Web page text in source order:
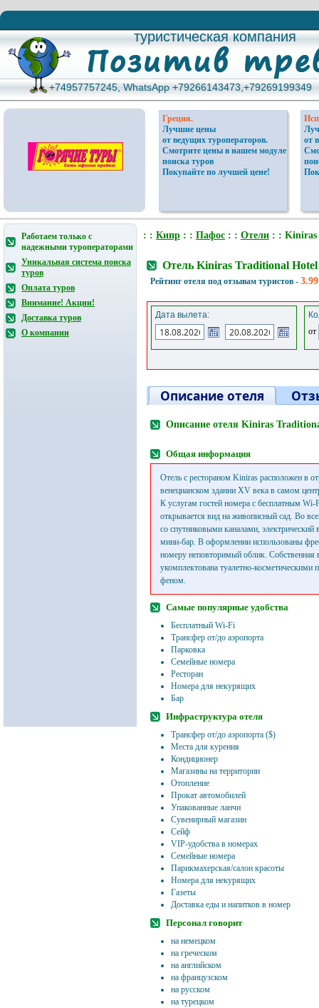
туристическая компания
туристическая компания
+74957757245, WhatsApp +79266143473,+79269199349
+74957757245, WhatsApp +79266143473,+79269199349
Греция.
Лучшие цены
от ведущих туроператоров.
Смотрите цены в нашем модуле
поиска туров
Покупайте по лучшей цене!
от
Работаем только с
надежными туроператорами
Уникальная система поиска
туров
Оплата туров
Внимание! Акции!
Доставка туров
О компании
: : Кипр : : Пафос : : Отели : :
Отель Kiniras Traditional
Рейтинг отеля под отзывам туристов -
Дата вылета:
от
Описание отеля
Описание отеля Kiniras
Общая информация
Отель с рестораном Kiniras расположен в
венецианском здании XV века в самом
К услугам гостей номера с бесплатным Wi-
открывается вид на живописный сад. Во
со спутниковыми каналами, электрический
мини-бар. В оформлении использованы
номеру неповторимый облик. Собственная
укомплектована туалетно-косметическими
феном.
Самые популярные удобства
Бесплатный Wi-Fi
Трансфер от/до аэропорта
Парковка
Семейные номера
Ресторан
Номера для некурящих
Бар
Инфраструктура отеля
Трансфер от/до аэропорта ($)
Места для курения
Кондиционер
Магазины на территории
Отопление
Прокат автомобилей
Упакованные ланчи
Сувенирный магазин
Сейф
VIP-удобства в номерах
Семейные номера
Парикмахерская/салон красоты
Номера для некурящих
Газеты
Доставка еды и напитков в номер
Персонал говорит
на немецком
на греческом
на английском
на французском
на русском
на турецком